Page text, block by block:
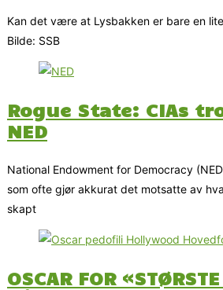
Kan det være at Lysbakken er bare en
Bilde: SSB
Rogue State: CIAs
NED
National Endowment for Democracy
som ofte gjør akkurat det motsatte av
skapt
OSCAR FOR